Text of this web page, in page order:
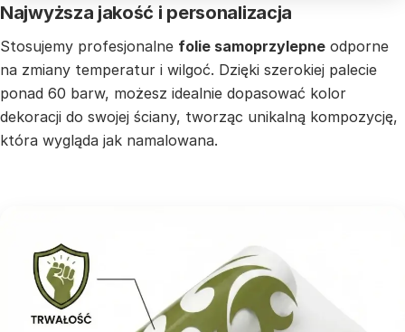
Najwyższa jakość i personalizacja
Stosujemy profesjonalne folie samoprzylepne odporne
na zmiany temperatur i wilgoć. Dzięki szerokiej palecie
ponad 60 barw, możesz idealnie dopasować kolor
dekoracji do swojej ściany, tworząc unikalną kompozycję,
która wygląda jak namalowana.